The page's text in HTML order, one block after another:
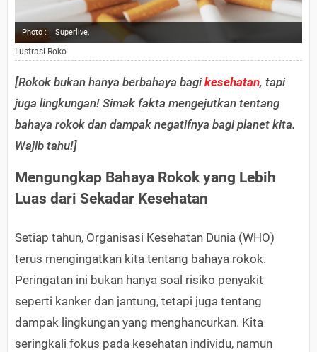
Photo : Superlive,
Ilustrasi Roko
[Rokok bukan hanya berbahaya bagikesehatan, tapi
juga lingkungan! Simak fakta mengejutkan tentang
bahaya rokok dan dampak negatifnya bagi planet kita.
Wajib tahu!]
Mengungkap Bahaya Rokok yang Lebih
Luas dari Sekadar Kesehatan
Setiap tahun, Organisasi Kesehatan Dunia (WHO)
terus mengingatkan kita tentang bahaya rokok.
Peringatan ini bukan hanya soal risiko penyakit
seperti kanker dan jantung, tetapi juga tentang
dampak lingkungan yang menghancurkan. Kita
seringkali fokus pada kesehatan individu, namun